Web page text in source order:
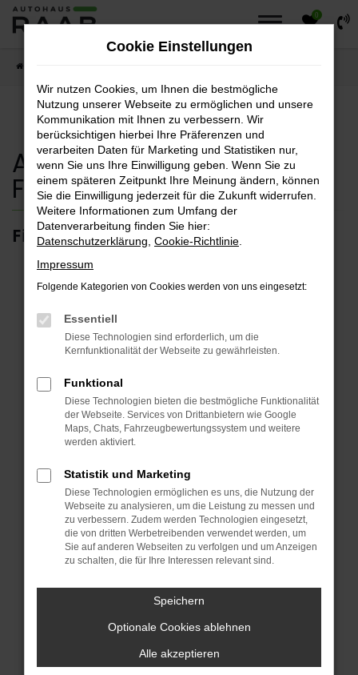
Zum
0
Autohaus Raab
Fahrzeugsuche
Finden sie ihr Traumfahrzeug.
Fehler: Network Error
Beim Laden ist ein Fehler aufgetreten.
Überprüfe deine Firewall und deine
Internetverbindung.
Laden andere Webseiten, zum Beispiel deine
Prüfe deine Browsererweiterungen.
Manche Erweiterungen, wie Werbeblocker,
können das Laden bestimmter Seiten
verhindern. Funktioniert die Seite in einem
anderen Browser oder in einem privaten
Fenster?
Starte dein Gerät neu.
Das kann manchmal helfen, vorübergehende
Probleme zu beheben.
Stelle sicher, dass dein Browser und dein
Betriebssystem auf dem neuesten Stand
Cookie Einstellungen
Wir nutzen Cookies, um Ihnen die bestmögliche
Nutzung unserer Webseite zu ermöglichen und unsere
Kommunikation mit Ihnen zu verbessern. Wir
berücksichtigen hierbei Ihre Präferenzen und
verarbeiten Daten für Marketing und Statistiken nur,
wenn Sie uns Ihre Einwilligung geben. Wenn Sie zu
einem späteren Zeitpunkt Ihre Meinung ändern, können
Sie die Einwilligung jederzeit für die Zukunft widerrufen.
Weitere Informationen zum Umfang der
Datenverarbeitung finden Sie hier:
Datenschutzerklärung Cookie-Richtlinie
Impressum
Folgende Kategorien von Cookies werden von uns eingesetzt:
Essentiell
Diese Technologien sind erforderlich, um die
Kernfunktionalität der Webseite zu gewährleisten.
Funktional
Diese Technologien bieten die bestmögliche Funktionalität
der Webseite. Services von Drittanbietern wie Google
Maps, Chats, Fahrzeugbewertungssystem und weitere
werden aktiviert.
Statistik und Marketing
Diese Technologien ermöglichen es uns, die Nutzung der
Webseite zu analysieren, um die Leistung zu messen und
zu verbessern. Zudem werden Technologien eingesetzt,
die von dritten Werbetreibenden verwendet werden, um
Sie auf anderen Webseiten zu verfolgen und um Anzeigen
zu schalten, die für Ihre Interessen relevant sind.
Speichern
Optionale Cookies ablehnen
Alle akzeptieren